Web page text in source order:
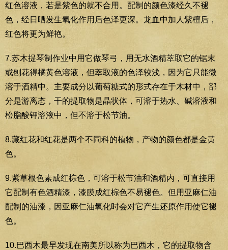
红色溶液，若是紫色的就不合用。配制的颜色漆经久不褪
色，经日晒发生氧化作用后色泽更深。龙血中加人紫檀后，
红色将更为鲜艳。
7.苏木提琴制作业中用它做琴弓，用无水酒精萃取它的锯末
或刨花得橘黄色溶液，但萃取液的色泽较浅，因为它只能微
溶于酒精中。主要成分以葡萄糖式的形式存在于木材中，部
分是游离态，干的提取物是晶状体，可溶于热水、碱溶液和
松脂酸钾溶液中，但不溶于松节油。
8.藏红花和红花是两个不同科的植物，产物的颜色都是金黄
色。
9.紫草根色素成红棕色，可溶于松节油和酒精内，可直接用
它配制有色酒精漆，漆膜成红棕色不易褪色。但用亚麻仁油
配制的油漆，因亚麻仁油氧化时会对它产生还原作用使它褪
色。
10.巴西木最早发现在南美所以称为巴西木，它的提取物含